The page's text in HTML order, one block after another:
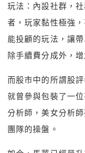
玩法：內設社群，
者，玩家黏性極強
能投顧的玩法，讓
除手續費分成外，
而股市中的所謂股
就曾參與包裝了一
分析師，美女分析
團隊的操盤。